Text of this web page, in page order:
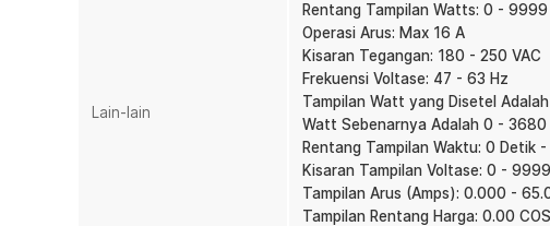
Anda tetap bisa melanjutkan penghitungan kWh, hanya saja
Rincian yang Anda dapatkan untuk pembelian produk ini:
1 x Taffware kWh Meter Stop Kontak Pengukur Biaya Listrik
Lain-lain
Rentang Tampilan Watts: 0 - 9999
Operasi Arus: Max 16 A
Kisaran Tegangan: 180 - 250 VAC
Frekuensi Voltase: 47 - 63 Hz
Tampilan Watt yang Disetel
Watt Sebenarnya Adalah 0 - 3680
Rentang Tampilan Waktu: 0 Detik
Kisaran Tampilan Voltase: 0 -
Tampilan Arus (Amps): 0.000 -
Tampilan Rentang Harga: 0.00